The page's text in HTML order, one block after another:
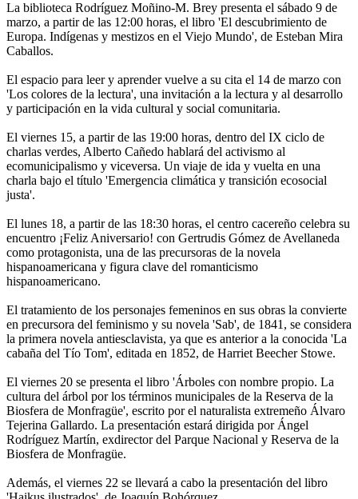
La biblioteca Rodríguez Moñino-M. Brey presenta el sábado 9 de
marzo, a partir de las 12:00 horas, el libro 'El descubrimiento de
Europa. Indígenas y mestizos en el Viejo Mundo', de Esteban Mira
Caballos.
El espacio para leer y aprender vuelve a su cita el 14 de marzo con
'Los colores de la lectura', una invitación a la lectura y al desarrollo
y participación en la vida cultural y social comunitaria.
El viernes 15, a partir de las 19:00 horas, dentro del IX ciclo de
charlas verdes, Alberto Cañedo hablará del activismo al
ecomunicipalismo y viceversa. Un viaje de ida y vuelta en una
charla bajo el título 'Emergencia climática y transición ecosocial
justa'.
El lunes 18, a partir de las 18:30 horas, el centro cacereño celebra su
encuentro ¡Feliz Aniversario! con Gertrudis Gómez de Avellaneda
como protagonista, una de las precursoras de la novela
hispanoamericana y figura clave del romanticismo
hispanoamericano.
El tratamiento de los personajes femeninos en sus obras la convierte
en precursora del feminismo y su novela 'Sab', de 1841, se considera
la primera novela antiesclavista, ya que es anterior a la conocida 'La
cabaña del Tío Tom', editada en 1852, de Harriet Beecher Stowe.
El viernes 20 se presenta el libro 'Árboles con nombre propio. La
cultura del árbol por los términos municipales de la Reserva de la
Biosfera de Monfragüe', escrito por el naturalista extremeño Álvaro
Tejerina Gallardo. La presentación estará dirigida por Ángel
Rodríguez Martín, exdirector del Parque Nacional y Reserva de la
Biosfera de Monfragüe.
Además, el viernes 22 se llevará a cabo la presentación del libro